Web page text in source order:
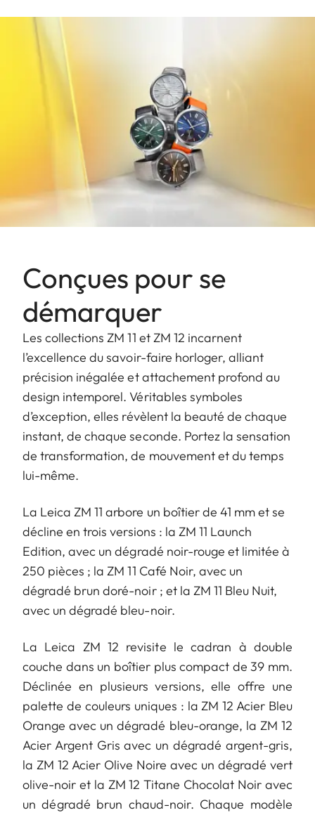
Conçues pour se
démarquer
Les collections ZM 11 et ZM 12 incarnent
l’excellence du savoir-faire horloger, alliant
précision inégalée et attachement profond au
design intemporel. Véritables symboles
d’exception, elles révèlent la beauté de chaque
instant, de chaque seconde. Portez la sensation
de transformation, de mouvement et du temps
lui-même.
La Leica ZM 11 arbore un boîtier de 41 mm et se
décline en trois versions : la ZM 11 Launch
Edition, avec un dégradé noir-rouge et limitée à
250 pièces ; la ZM 11 Café Noir, avec un
dégradé brun doré-noir ; et la ZM 11 Bleu Nuit,
avec un dégradé bleu-noir.
La Leica ZM 12 revisite le cadran à double
couche dans un boîtier plus compact de 39 mm.
Déclinée en plusieurs versions, elle offre une
palette de couleurs uniques : la ZM 12 Acier Bleu
Orange avec un dégradé bleu-orange, la ZM 12
Acier Argent Gris avec un dégradé argent-gris,
la ZM 12 Acier Olive Noire avec un dégradé vert
olive-noir et la ZM 12 Titane Chocolat Noir avec
un dégradé brun chaud-noir. Chaque modèle